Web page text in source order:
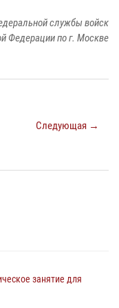
службы войск
Федерации по г. Москве
Следующая →
занятие для